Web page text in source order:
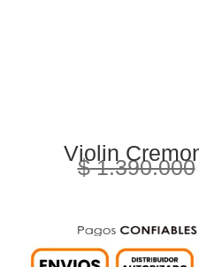
Violin
$1.390.000